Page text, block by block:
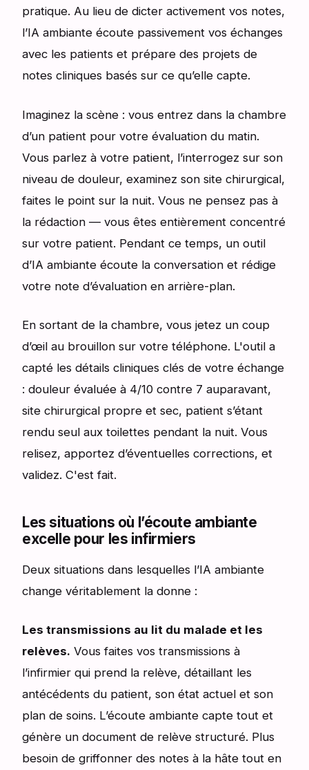
pratique. Au lieu de dicter activement vos notes,
l’IA ambiante écoute passivement vos échanges
avec les patients et prépare des projets de
notes cliniques basés sur ce qu’elle capte.
Imaginez la scène : vous entrez dans la chambre
d’un patient pour votre évaluation du matin.
Vous parlez à votre patient, l’interrogez sur son
niveau de douleur, examinez son site chirurgical,
faites le point sur la nuit. Vous ne pensez pas à
la rédaction — vous êtes entièrement concentré
sur votre patient. Pendant ce temps, un outil
d’IA ambiante écoute la conversation et rédige
votre note d’évaluation en arrière-plan.
En sortant de la chambre, vous jetez un coup
d’œil au brouillon sur votre téléphone. L'outil a
capté les détails cliniques clés de votre échange
: douleur évaluée à 4/10 contre 7 auparavant,
site chirurgical propre et sec, patient s’étant
rendu seul aux toilettes pendant la nuit. Vous
relisez, apportez d’éventuelles corrections, et
validez. C'est fait.
Les situations où l’écoute ambiante
excelle pour les infirmiers
Deux situations dans lesquelles l’IA ambiante
change véritablement la donne :
Les transmissions au lit du malade et les
relèves. Vous faites vos transmissions à
l’infirmier qui prend la relève, détaillant les
antécédents du patient, son état actuel et son
plan de soins. L’écoute ambiante capte tout et
génère un document de relève structuré. Plus
besoin de griffonner des notes à la hâte tout en